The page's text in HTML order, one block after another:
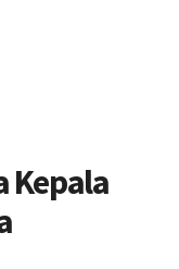
Kepala